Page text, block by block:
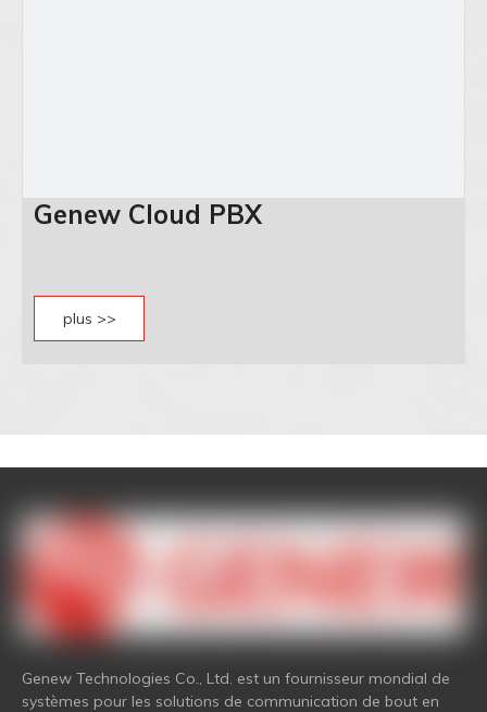
Genew Cloud PBX
plus >>
Genew Technologies Co., Ltd. est un fournisseur mondial de
systèmes pour les solutions de communication de bout en